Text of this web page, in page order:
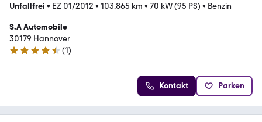
Unfallfrei • EZ 01/2012 • 103.865 km • 70 kW (95 PS) • Benzin
S.A Automobile
30179 Hannover
4.7 Sterne
(1)
Kontakt Parken